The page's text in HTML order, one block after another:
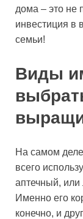
дома – это не
инвестиция в
семьи!
Виды
На самом
всего
аптечный,
Именно его
конечно, и